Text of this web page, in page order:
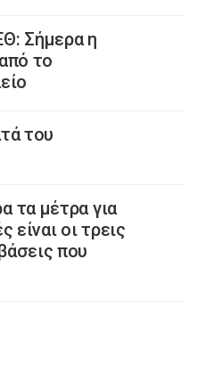
Σήμερα η
το
του
τα μέτρα για
είναι οι τρεις
που